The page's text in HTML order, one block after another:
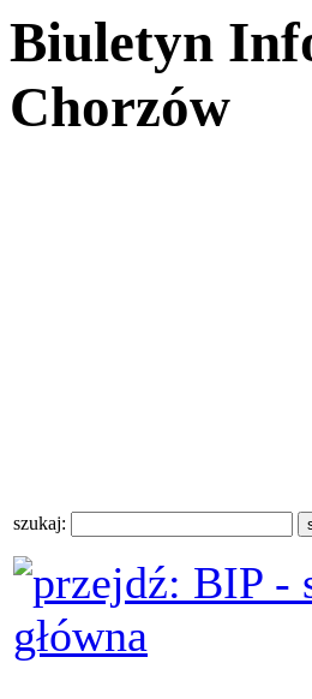
Biuletyn
Chorzów
szukaj: